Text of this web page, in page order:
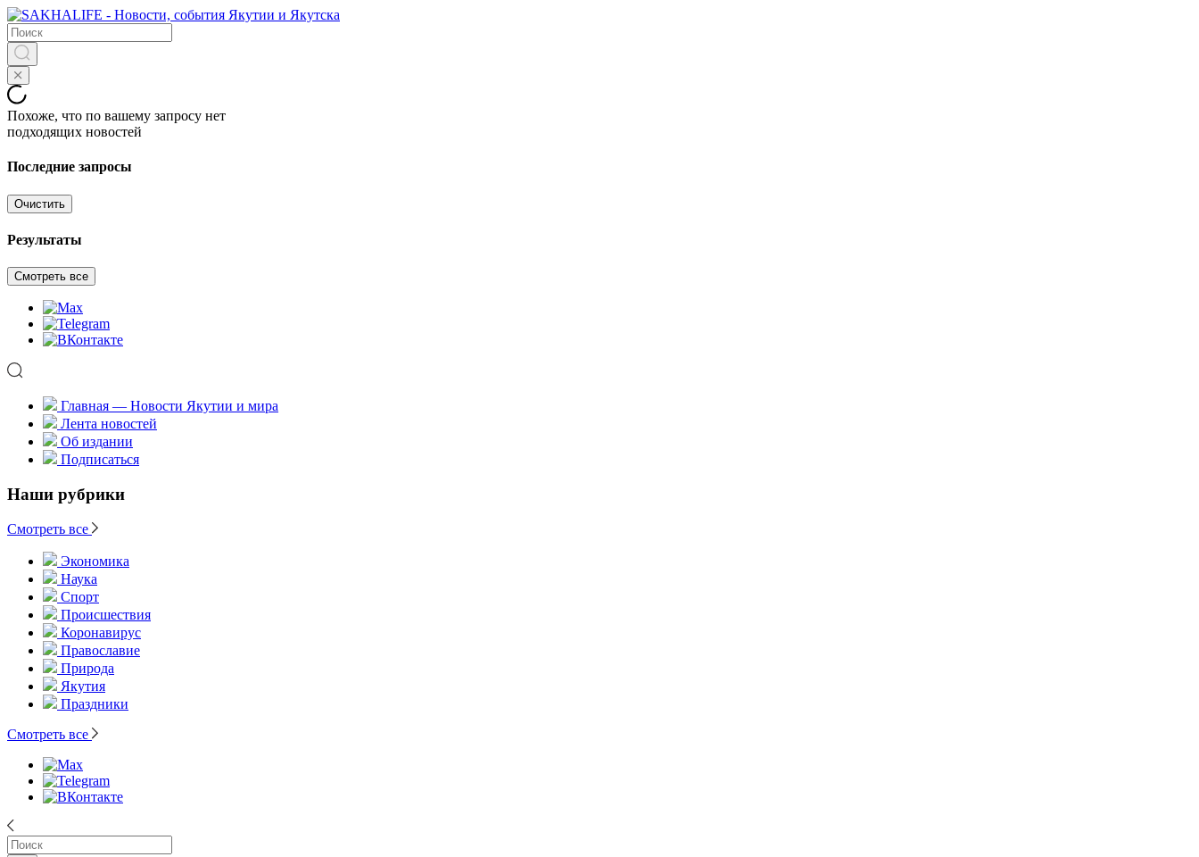
Похоже, что по вашему запросу нет
подходящих новостей
Последние запросы
Очистить
Результаты
Смотреть все
Главная — Новости Якутии и мира
Лента новостей
Об издании
Подписаться
Наши рубрики
Смотреть все
Экономика
Наука
Спорт
Происшествия
Коронавирус
Православие
Природа
Якутия
Праздники
Смотреть все